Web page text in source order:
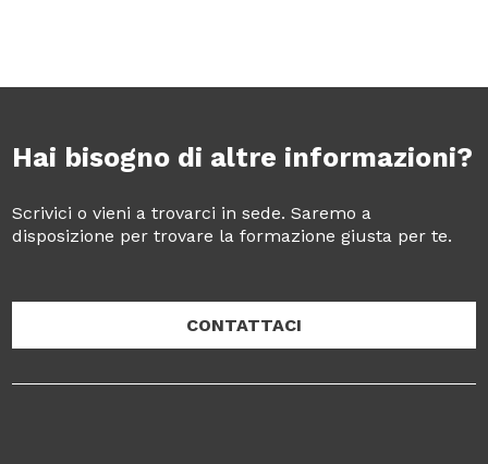
Hai bisogno di altre informazioni?
Scrivici o vieni a trovarci in sede. Saremo a
disposizione per trovare la formazione giusta per te.
CONTATTACI